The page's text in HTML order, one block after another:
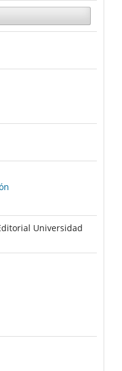
Universidad